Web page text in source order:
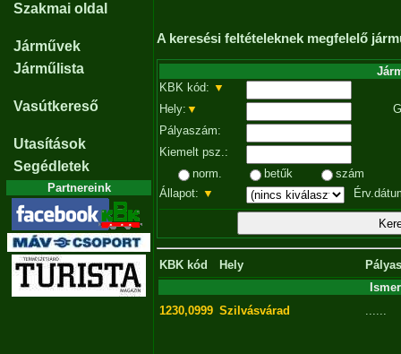
Szakmai oldal
Járművek
Járműlista
Vasútkereső
Utasítások
Segédletek
Partnereink
A keresési feltételeknek megfelelő
KBK kód: ▼
Hely: ▼
Pályaszám:
Kiemelt psz.:
norm.
betűk
szám
Állapot: ▼
KBK kód Hely
1230,0999 Szilvásvárad